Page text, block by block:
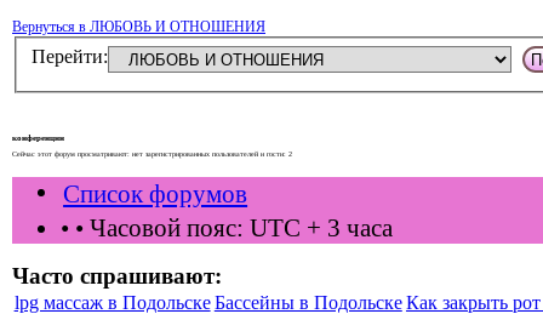
Вернуться в ЛЮБОВЬ И ОТНОШЕНИЯ
Перейти:
конференции
Сейчас этот форум просматривают: нет зарегистрированных пользователей и гости: 2
Список форумов
• • Часовой пояс: UTC + 3 часа
Часто спрашивают:
lpg массаж в Подольске Бассейны в ПодольскеКак закрыть